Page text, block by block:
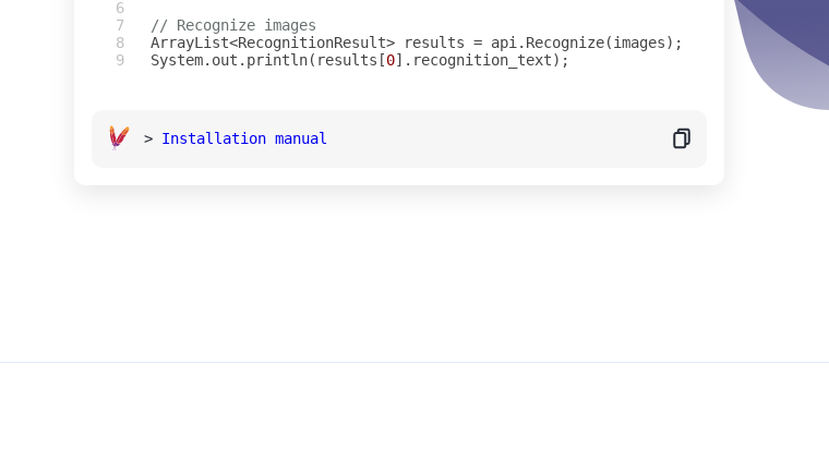
// Recognize images
ArrayList<RecognitionResult> results = api . Recognize(images);
System. out . println( results [0]. recognition_text);
> Installation manual